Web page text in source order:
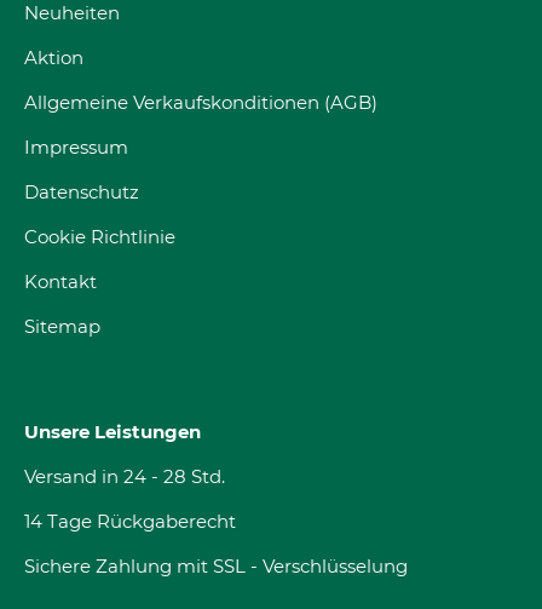
Neuheiten
Aktion
Allgemeine Verkaufskonditionen (AGB)
Impressum
Datenschutz
Cookie Richtlinie
Kontakt
Sitemap
Unsere Leistungen
Versand in 24 - 28 Std.
14 Tage Rückgaberecht
Sichere Zahlung mit SSL - Verschlüsselung